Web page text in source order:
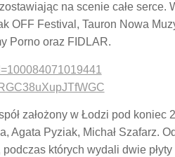
na scenie całe
OFF Festival, Tauron Nowa
Porno oraz FIDLAR.
założony w Łodzi pod
Agata Pyziak, Michał Szafarz.
których wydali dwie